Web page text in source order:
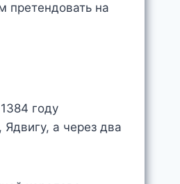
претендовать на
году
а через два